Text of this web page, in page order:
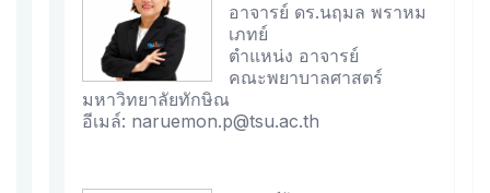
อาจารย์ ดร.นฤมล พราหม
เภทย์
ตำแหน่ง อาจารย์
คณะพยาบาลศาสตร์
มหาวิทยาลัยทักษิณ
อีเมล์: naruemon.p@tsu.ac.th